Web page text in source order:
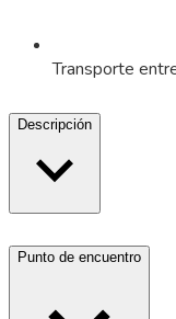
Transporte
Descripción
Punto de encuentro